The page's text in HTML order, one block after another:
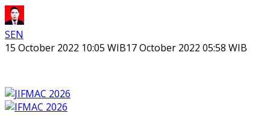
SEN
15 October 2022 10:05 WIB17 October 2022 05:58 WIB